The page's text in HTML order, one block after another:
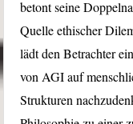
betont seine
Quelle ethischer
lädt den Betrachter
von AGI auf
Strukturen